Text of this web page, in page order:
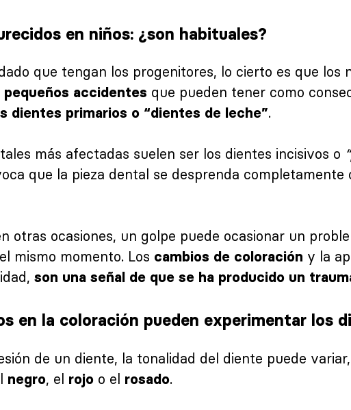
en niños: ¿son habituales?
que tengan los progenitores, lo cierto es que los
pequeños accidentes que pueden tener como
dientes primarios o “dientes de leche”.
más afectadas suelen ser los dientes incisivos o “
que la pieza dental se desprenda completamente
otras ocasiones, un golpe puede ocasionar un
mismo momento. Los cambios de coloración y la
son una señal de que se ha producido un
en la coloración pueden experimentar los
de un diente, la tonalidad del diente puede
negro, el rojo o el rosado.